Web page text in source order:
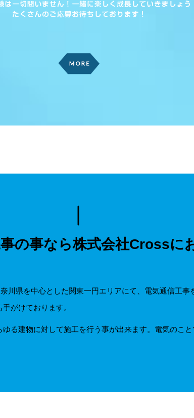
の事なら株式会社Crossに
川県を中心とした関東一円エリアにて、電気通信工
がけております。
る建物に対して施工を行う事が出来ます。電気のこ